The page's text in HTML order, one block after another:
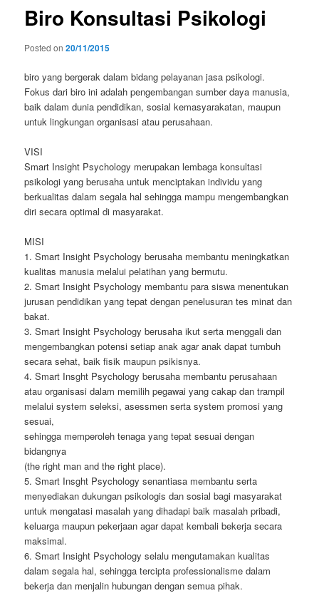
Biro Konsultasi Psikologi
Posted on20/11/2015
biro yang bergerak dalam bidang pelayanan jasa psikologi.
Fokus dari biro ini adalah pengembangan sumber daya manusia,
baik dalam dunia pendidikan, sosial kemasyarakatan, maupun
untuk lingkungan organisasi atau perusahaan.
VISI
Smart Insight Psychology merupakan lembaga konsultasi
psikologi yang berusaha untuk menciptakan individu yang
berkualitas dalam segala hal sehingga mampu mengembangkan
diri secara optimal di masyarakat.
MISI
1. Smart Insight Psychology berusaha membantu meningkatkan
kualitas manusia melalui pelatihan yang bermutu.
2. Smart Insight Psychology membantu para siswa menentukan
jurusan pendidikan yang tepat dengan penelusuran tes minat dan
bakat.
3. Smart Insight Psychology berusaha ikut serta menggali dan
mengembangkan potensi setiap anak agar anak dapat tumbuh
secara sehat, baik fisik maupun psikisnya.
4. Smart Insght Psychology berusaha membantu perusahaan
atau organisasi dalam memilih pegawai yang cakap dan trampil
melalui system seleksi, asessmen serta system promosi yang
sesuai,
sehingga memperoleh tenaga yang tepat sesuai dengan
bidangnya
(the right man and the right place).
5. Smart Insght Psychology senantiasa membantu serta
menyediakan dukungan psikologis dan sosial bagi masyarakat
untuk mengatasi masalah yang dihadapi baik masalah pribadi,
keluarga maupun pekerjaan agar dapat kembali bekerja secara
maksimal.
6. Smart Insight Psychology selalu mengutamakan kualitas
dalam segala hal, sehingga tercipta professionalisme dalam
bekerja dan menjalin hubungan dengan semua pihak.